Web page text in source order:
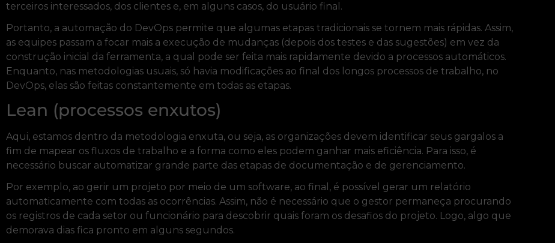
terceiros interessados, dos clientes e, em alguns casos, do usuário final.
Portanto, a automação do DevOps permite que algumas etapas tradicionais se tornem mais rápidas. Assim,
as equipes passam a focar mais a execução de mudanças (depois dos testes e das sugestões) em vez da
construção inicial da ferramenta, a qual pode ser feita mais rapidamente devido a processos automáticos.
Enquanto, nas metodologias usuais, só havia modificações ao final dos longos processos de trabalho, no
DevOps, elas são feitas constantemente em todas as etapas.
Lean (processos enxutos)
Aqui, estamos dentro da metodologia enxuta, ou seja, as organizações devem identificar seus gargalos a
fim de mapear os fluxos de trabalho e a forma como eles podem ganhar mais eficiência. Para isso, é
necessário buscar automatizar grande parte das etapas de documentação e de gerenciamento.
Por exemplo, ao gerir um projeto por meio de um software, ao final, é possível gerar um relatório
automaticamente com todas as ocorrências. Assim, não é necessário que o gestor permaneça procurando
os registros de cada setor ou funcionário para descobrir quais foram os desafios do projeto. Logo, algo que
demorava dias fica pronto em alguns segundos.